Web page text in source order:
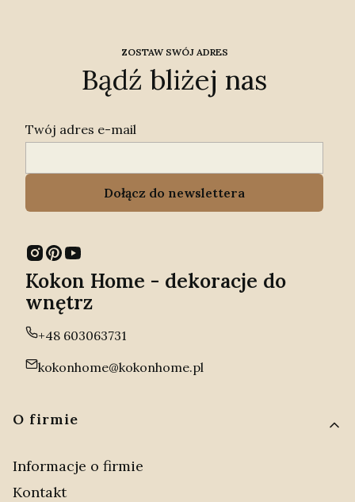
ZOSTAW SWÓJ ADRES
Bądź bliżej nas
Twój adres e-mail
Dołącz do newslettera
Kokon Home - dekoracje do
wnętrz
+48 603063731
kokonhome@kokonhome.pl
Linki w stopce
O firmie
Informacje o firmie
Kontakt